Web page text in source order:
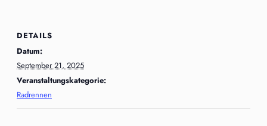
DETAILS
Datum:
September 21, 2025
Veranstaltungskategorie:
Radrennen